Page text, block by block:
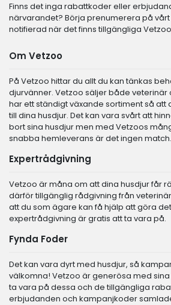
Finns det inga rabattkoder eller
närvarandet? Börja prenumerera på
notifierad när det finns tillgängliga
Om Vetzoo
På Vetzoo hittar du allt du kan tänkas
djurvänner. Vetzoo säljer både
har ett ständigt växande sortiment så att
till dina husdjur. Det kan vara svårt att
bort sina husdjur men med Vetzoos
snabba hemleverans är det ingen match.
Expertrådgivning
Vetzoo är måna om att dina husdjur får
därför tillgänglig rådgivning från
att du som ägare kan få hjälp att göra
expertrådgivning är gratis att ta vara på.
Fynda Foder
Det kan vara dyrt med husdjur, så
välkomna! Vetzoo är generösa med
ta vara på dessa och de tillgängliga
erbjudanden och kampanjkoder